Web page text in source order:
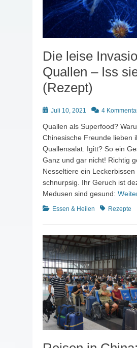
Die leise
Quallen – Iss
(Rezept)
PostedJuli 10, 2021 4
Quallen als Superfood?
Chinesische Freunde lieben
Quallensalat. Igitt? So ein
Ganz und gar nicht! Richtig
Nesseltiere ein Leckerbissen
schnurpsig. Ihr Geruch ist
Medusen sind gesund:
Kategorien
Essen & Heilen Schlagworte
Rezepte